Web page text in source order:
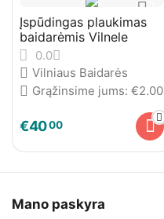
Įspūdingas plaukimas
baidarėmis Vilnele
0.0
Vilniaus Baidarės
Grąžinsime jums: €2.00
€4000
Mano paskyra